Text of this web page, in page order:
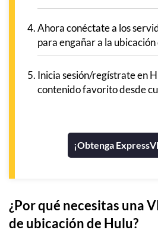
Ahora conéctate a los
para engañar a la ubicación
Inicia sesión/regístrate en
contenido favorito desde
¡Obtenga
¿Por qué necesitas una
de ubicación de Hulu?